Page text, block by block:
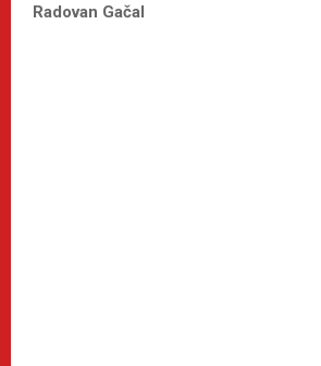
Radovan Gačal